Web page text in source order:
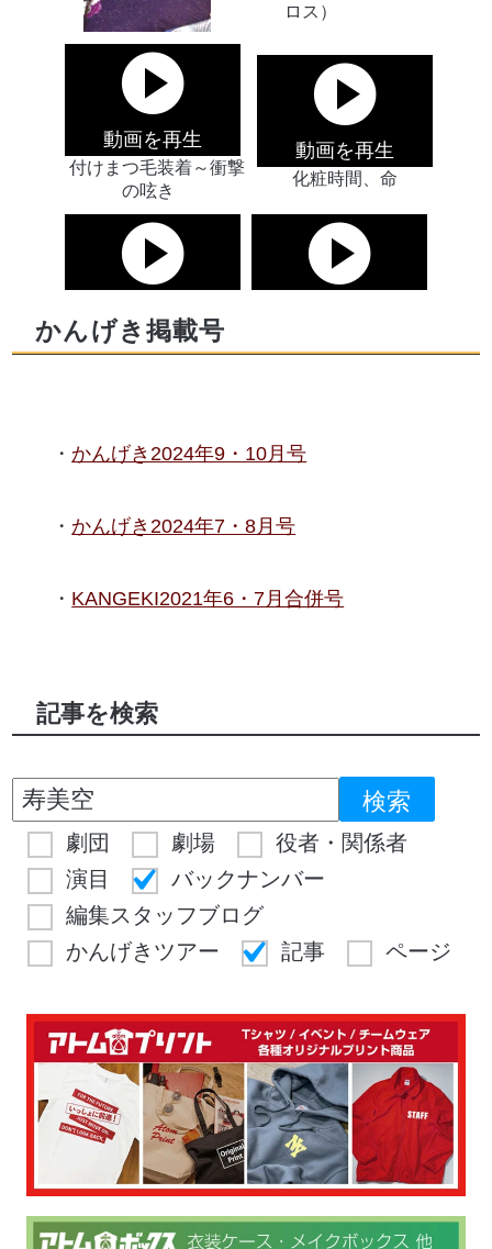
ロス）
動画を再生
付けまつ毛装着～衝撃
の呟き
動画を再生
化粧時間、命
化粧前の宣伝
かんげき掲載号
かんげき2024年9・10月号
かんげき2024年7・8月号
KANGEKI2021年6・7月合併号
記事を検索
劇団 劇場
役者・関係者
演目
バックナンバー
編集スタッフブログ
かんげきツアー
記事 ページ